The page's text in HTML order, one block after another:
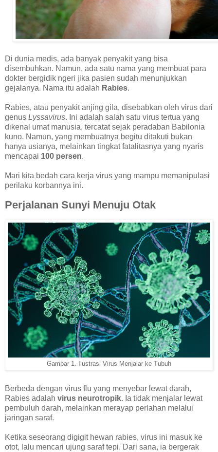
Di dunia medis, ada banyak penyakit yang bisa
disembuhkan. Namun, ada satu nama yang membuat para
dokter bergidik ngeri jika pasien sudah menunjukkan
gejalanya. Nama itu adalah Rabies.
Rabies, atau penyakit anjing gila, disebabkan oleh virus dari
genus Lyssavirus. Ini adalah salah satu virus tertua yang
dikenal umat manusia, tercatat sejak peradaban Babilonia
kuno. Namun, yang membuatnya begitu ditakuti bukan
hanya usianya, melainkan tingkat fatalitasnya yang nyaris
mencapai 100 persen.
Mari kita bedah cara kerja virus yang mampu memanipulasi
perilaku korbannya ini.
Perjalanan Sunyi Menuju Otak
Gambar 1. Ilustrasi Virus Menjalar ke Tubuh
Berbeda dengan virus flu yang menyebar lewat darah,
Rabies adalah virus neurotropik. Ia tidak menjalar lewat
pembuluh darah, melainkan merayap perlahan melalui
jaringan saraf.
Ketika seseorang digigit hewan rabies, virus ini masuk ke
otot, lalu mencari ujung saraf tepi. Dari sana, ia bergerak